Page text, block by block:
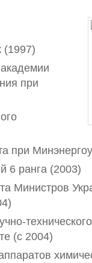
(1997)
при
при
6 ранга (2003)
Министров
(с 2004)